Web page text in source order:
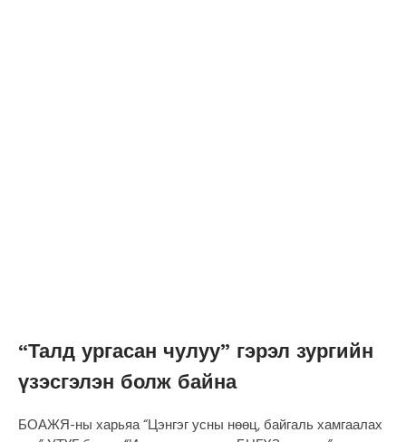
“Талд ургасан чулуу” гэрэл зургийн
үзэсгэлэн болж байна
БОАЖЯ-ны харьяа “Цэнгэг усны нөөц, байгаль хамгаалах